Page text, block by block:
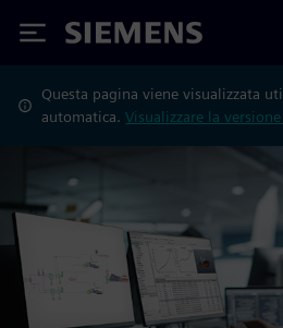
Siemens
Questa pagina viene visualizzata
automatica.Visualizzare la